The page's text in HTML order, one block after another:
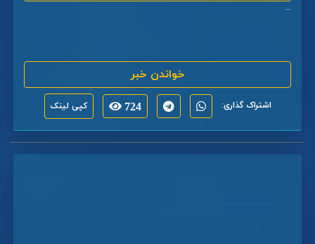
...
خواندن خبر
اشتراک گذاری: 724 کپی لینک